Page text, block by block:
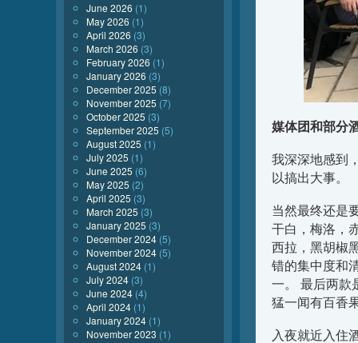
媒体团和部分
我深深地感到
以搞出大事。
当然最终还是
干白，梅洛，
西拉，黑胡椒
错的集中度和
一。 最后两款
猛一闻有百香
入夜就近入住
June 2026 (1)
May 2026 (1)
April 2026 (3)
March 2026 (3)
February 2026 (1)
January 2026 (3)
December 2025 (8)
November 2025 (7)
October 2025 (3)
September 2025 (5)
August 2025 (1)
July 2025 (1)
June 2025 (6)
May 2025 (2)
April 2025 (3)
March 2025 (3)
January 2025 (3)
December 2024 (5)
November 2024 (5)
August 2024 (1)
July 2024 (3)
June 2024 (4)
April 2024 (1)
January 2024 (1)
November 2023 (1)